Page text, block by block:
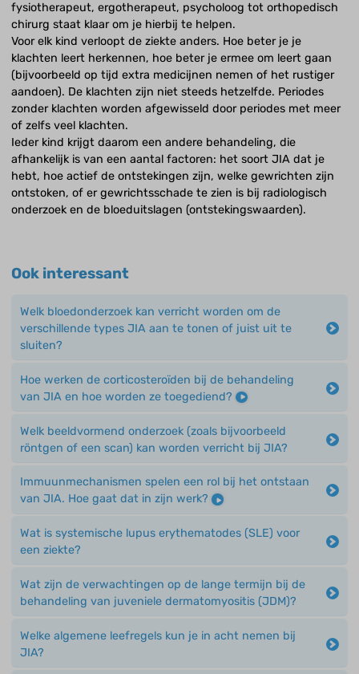
fysiotherapeut, ergotherapeut, psycholoog tot orthopedisch
chirurg staat klaar om je hierbij te helpen.
Voor elk kind verloopt de ziekte anders. Hoe beter je je
klachten leert herkennen, hoe beter je ermee om leert gaan
(bijvoorbeeld op tijd extra medicijnen nemen of het rustiger
aandoen). De klachten zijn niet steeds hetzelfde. Periodes
zonder klachten worden afgewisseld door periodes met meer
of zelfs veel klachten.
Ieder kind krijgt daarom een andere behandeling, die
afhankelijk is van een aantal factoren: het soort JIA dat je
hebt, hoe actief de ontstekingen zijn, welke gewrichten zijn
ontstoken, of er gewrichtsschade te zien is bij radiologisch
onderzoek en de bloeduitslagen (ontstekingswaarden).
Ook interessant
Welk bloedonderzoek kan verricht worden om de
verschillende types JIA aan te tonen of juist uit te
sluiten?
Hoe werken de corticosteroïden bij de behandeling
van JIA en hoe worden ze toegediend?
Welk beeldvormend onderzoek (zoals bijvoorbeeld
röntgen of een scan) kan worden verricht bij JIA?
Immuunmechanismen spelen een rol bij het ontstaan
van JIA. Hoe gaat dat in zijn werk?
Wat is systemische lupus erythematodes (SLE) voor
een ziekte?
Wat zijn de verwachtingen op de lange termijn bij de
behandeling van juveniele dermatomyositis (JDM)?
Welke algemene leefregels kun je in acht nemen bij
JIA?